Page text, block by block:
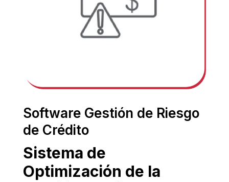
Software Gestión de Riesgo
de Crédito
Sistema de
Optimización de la